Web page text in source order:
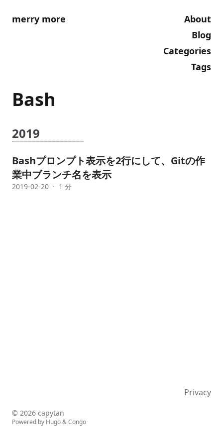
merry more
About
Blog
Categories
Tags
Bash
2019
Bashプロンプト表示を2行にして、Gitの作
業中ブランチ名を表示
2019-02-20 · 1 分
Privacy
© 2026 capytan
Powered by Hugo&Congo